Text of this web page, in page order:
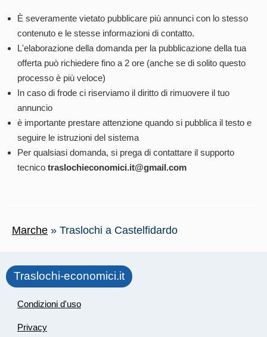
È severamente vietato pubblicare più annunci con lo stesso
contenuto e le stesse informazioni di contatto.
L'elaborazione della domanda per la pubblicazione della tua
offerta può richiedere fino a 2 ore (anche se di solito questo
processo è più veloce)
In caso di frode ci riserviamo il diritto di rimuovere il tuo
annuncio
è importante prestare attenzione quando si pubblica il testo e
seguire le istruzioni del sistema
Per qualsiasi domanda, si prega di contattare il supporto
tecnico traslochieconomici.it@gmail.com
Marche » Traslochi a Castelfidardo
Traslochi-economici.it
Condizioni d'uso
Privacy